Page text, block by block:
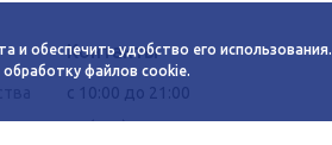
Контакты
c 10:00 до 21:00
+7 (383) 233-00-12
и обеспечить удобство его использования.
файлов cookie.